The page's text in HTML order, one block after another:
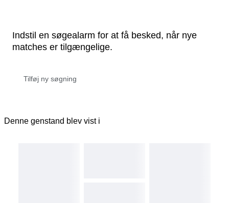
Indstil en søgealarm for at få besked, når nye
matches er tilgængelige.
Denne genstand blev vist i